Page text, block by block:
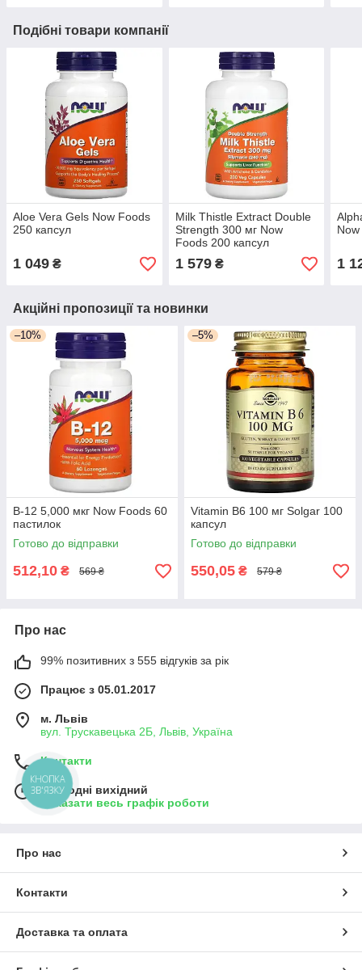
Подібні товари компанії
Aloe Vera Gels Now Foods
250 капсул
1 049 ₴
Milk Thistle Extract Double
Strength 300 мг Now
Foods 200 капсул
1 579₴ 1
Акційні пропозиції та новинки
–10%
B-12 5,000 мкг Now Foods 60
пастилок
Готово до відправки
512,10 ₴ 569 ₴
–5%
Vitamin B6 100 мг Solgar 100
капсул
Готово до відправки
550,05 ₴ 579 ₴
Про нас
99% позитивних з 555 відгуків за рік
Працює з 05.01.2017
м. Львів
вул. Трускавецька 2Б, Львів, Україна
Контакти
Сьогодні вихідний
Показати весь графік роботи
Про нас
Контакти
Доставка та оплата
КНОПКА
ЗВ'ЯЗКУ